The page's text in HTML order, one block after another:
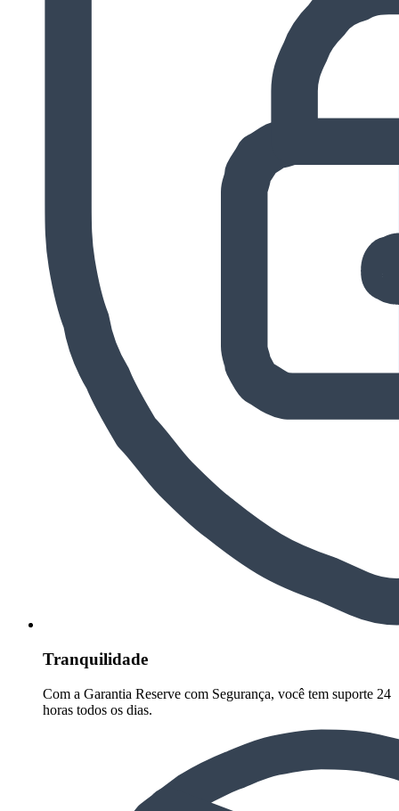
Tranquilidade
Com a Garantia Reserve com Segurança, você tem suporte 24
horas todos os dias.